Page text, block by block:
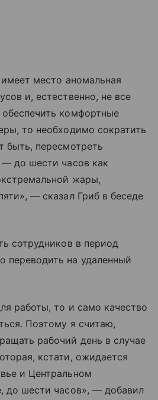
место аномальная
и, естественно, не все
комфортные
то необходимо сократить
быть, пересмотреть
до шести часов как
жары,
— сказал Гриб в беседе
сотрудников в период
на удаленный
работы, то и само качество
Поэтому я считаю,
рабочий день в случае
кстати, ожидается
и Центральном
до шести часов», — добавил